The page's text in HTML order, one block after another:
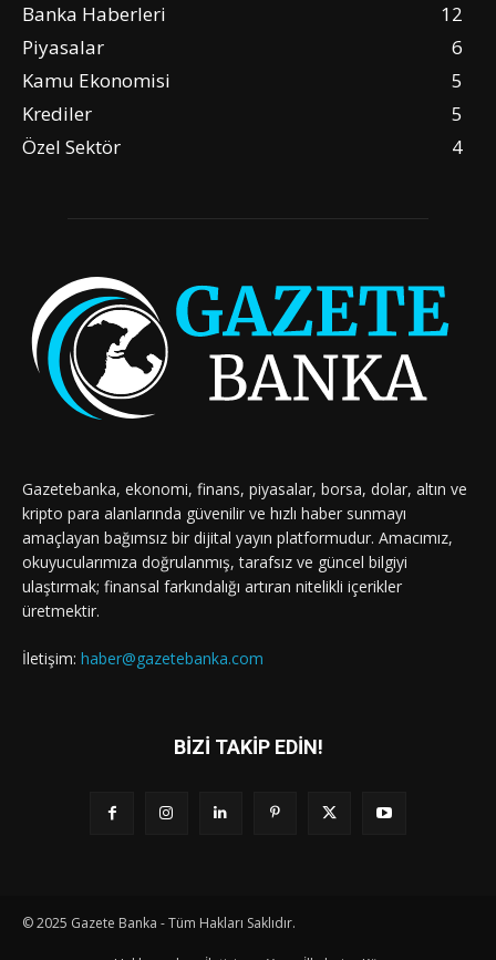
Banka Haberleri
12
Piyasalar
6
Kamu Ekonomisi
5
Krediler
5
Özel Sektör
4
Gazetebanka, ekonomi, finans, piyasalar, borsa, dolar, altın ve
kripto para alanlarında güvenilir ve hızlı haber sunmayı
amaçlayan bağımsız bir dijital yayın platformudur. Amacımız,
okuyucularımıza doğrulanmış, tarafsız ve güncel bilgiyi
ulaştırmak; finansal farkındalığı artıran nitelikli içerikler
üretmektir.
İletişim: haber@gazetebanka.com
BİZİ TAKİP EDİN!
© 2025 Gazete Banka - Tüm Hakları Saklıdır.